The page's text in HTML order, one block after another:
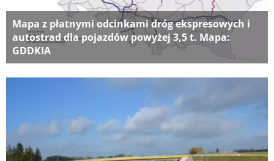
Mapa z płatnymi odcinkami dróg ekspresowych i
autostrad dla pojazdów powyżej 3,5 t. Mapa:
GDDKIA